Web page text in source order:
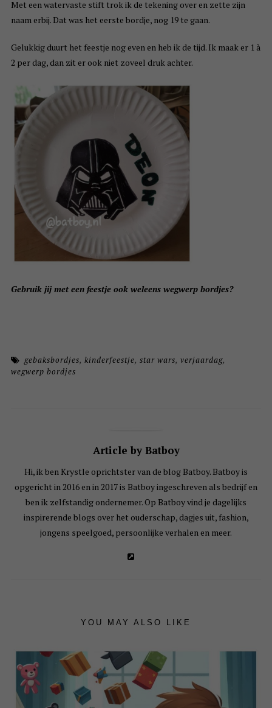
Met een watervaste stift trok ik de tekening over en zette zijn
naam erbij. Dat was het eerste bordje, nog 19 te gaan.
Gelukkig duurt het feestje nog even en heb ik de tijd. Ik maak er 1 à
2 per dag, dan zit er ook niet zoveel druk achter.
Gebruik jij met een feestje ook weleens wegwerp bordjes?
gebaksbordjes,kinderfeestje,star wars,verjaardag,
wegwerp bordjes
Article by Batboy
Hi, ik ben Krystle oprichtster van de blog Batboy. Batboy is
opgericht in 2016 en in 2017 is Batboy ingeschreven als bedrijf en
ben ik zelfstandig ondernemer. Op Batboy vind je dagelijks
inspirerende blogs over het ouderschap, dagjes uit, fashion,
jongens speelgoed, persoonlijke verhalen en meer.
YOU MAY ALSO LIKE